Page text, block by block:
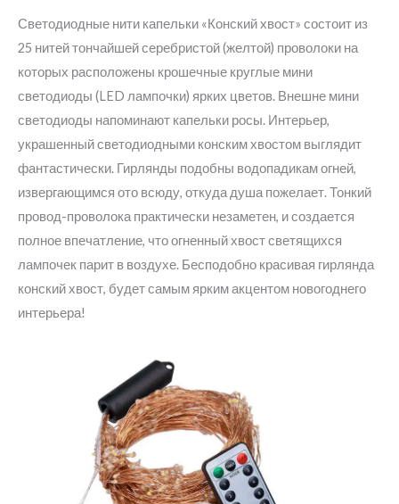
Светодиодные нити капельки «Конский хвост» состоит из
25 нитей тончайшей серебристой (желтой) проволоки на
которых расположены крошечные круглые мини
светодиоды (LED лампочки) ярких цветов. Внешне мини
светодиоды напоминают капельки росы. Интерьер,
украшенный светодиодными конским хвостом выглядит
фантастически. Гирлянды подобны водопадикам огней,
извергающимся ото всюду, откуда душа пожелает. Тонкий
провод-проволока практически незаметен, и создается
полное впечатление, что огненный хвост светящихся
лампочек парит в воздухе. Бесподобно красивая гирлянда
конский хвост, будет самым ярким акцентом новогоднего
интерьера!